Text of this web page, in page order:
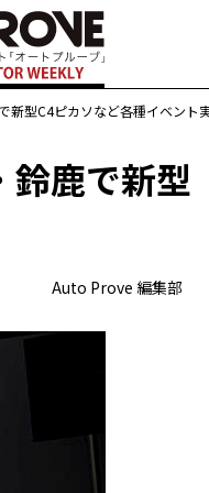
型C4ピカソなど各種イベント
鹿で新型
Auto Prove 編集部